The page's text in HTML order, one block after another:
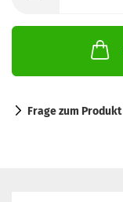
Frage zum Produkt